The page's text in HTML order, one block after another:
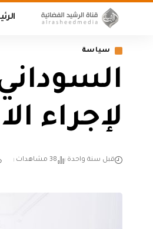
سياسة
لإجراء
قبل سنة واحدة 38 مشاهدات